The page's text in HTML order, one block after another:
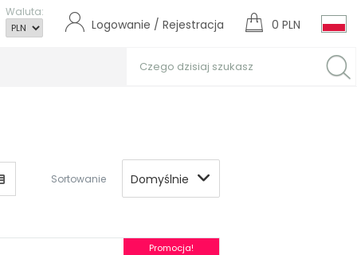
Waluta:
Logowanie / Rejestracja 0 PLN
Sortowanie Domyślnie
Promocja!